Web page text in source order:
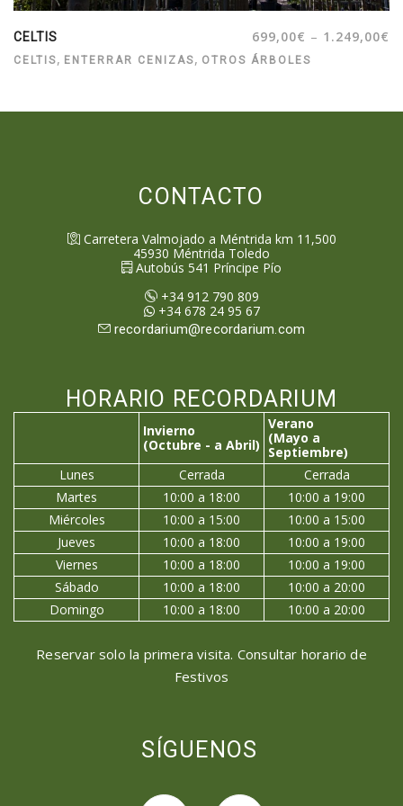
CELTIS 699,00€ – 1.249,00€
CELTIS, ENTERRAR CENIZAS, OTROS ÁRBOLES
CONTACTO
Carretera Valmojado a Méntrida km 11,500
45930 Méntrida Toledo
Autobús 541 Príncipe Pío
+34 912 790 809
+34 678 24 95 67
recordarium@recordarium.com
HORARIO RECORDARIUM
Invierno
(Octubre - a Abril)
Verano
(Mayo a
Septiembre)
Lunes
Cerrada
Cerrada
Martes
10:00 a 18:00
10:00 a 19:00
Miércoles
10:00 a 15:00
10:00 a 15:00
Jueves
10:00 a 18:00
10:00 a 19:00
Viernes
10:00 a 18:00
10:00 a 19:00
Sábado
10:00 a 18:00
10:00 a 20:00
Domingo
10:00 a 18:00 10:00 a 20:00
Reservar solo la primera visita. Consultar horario de
Festivos
SÍGUENOS